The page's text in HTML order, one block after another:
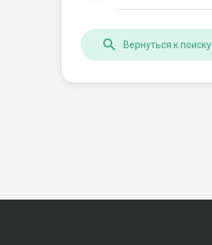
Вернуться к поиску